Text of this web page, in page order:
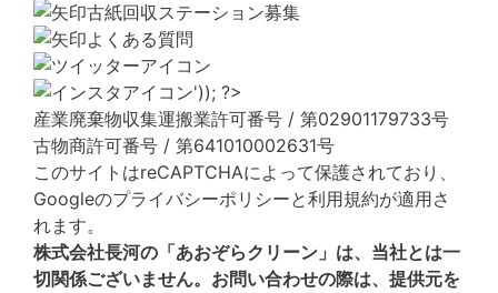
古紙回収ステーション募集
よくある質問
産業廃棄物収集運搬業許可番号 / 第02901179733号
古物商許可番号 / 第641010002631号
このサイトはreCAPTCHAによって保護されており、
Googleのプライバシーポリシーと利用規約が適用さ
れます。
株式会社長河の「あおぞらクリーン」は、当社とは一
切関係ございません。お問い合わせの際は、提供元を